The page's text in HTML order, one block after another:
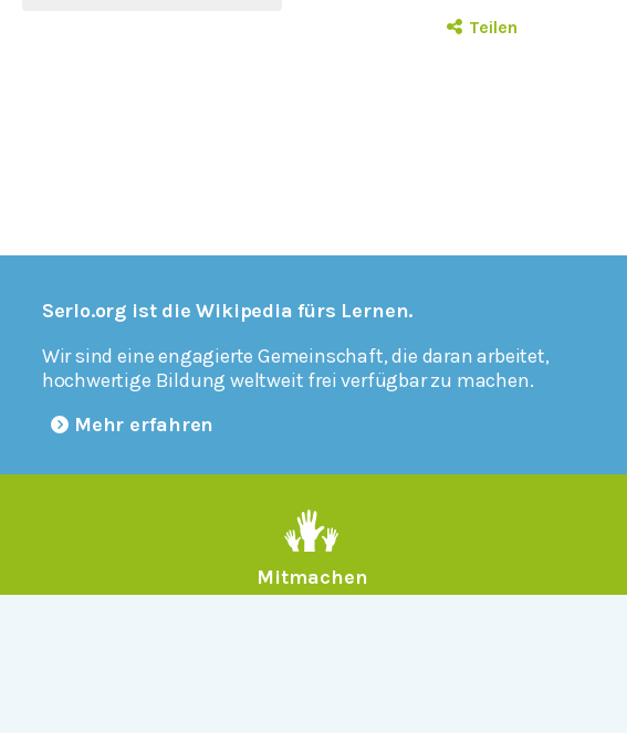
Teilen
Serlo.org ist die Wikipedia fürs Lernen.
Wir sind eine engagierte Gemeinschaft, die daran arbeitet,
hochwertige Bildung weltweit frei verfügbar zu machen.
Mehr erfahren
Mitmachen